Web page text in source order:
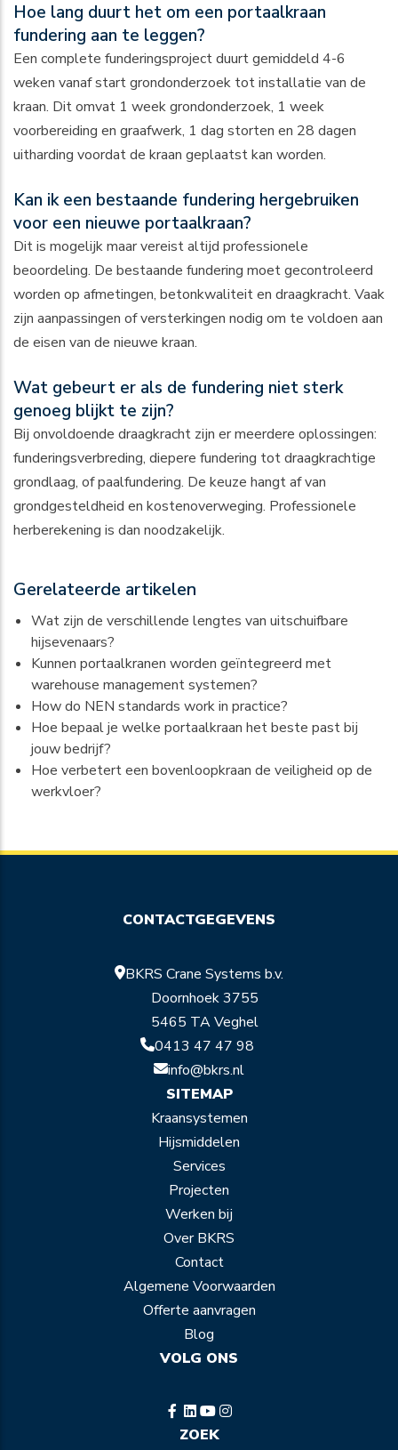
Hoe lang duurt het om een portaalkraan
fundering aan te leggen?
Een complete funderingsproject duurt gemiddeld 4-6
weken vanaf start grondonderzoek tot installatie van de
kraan. Dit omvat 1 week grondonderzoek, 1 week
voorbereiding en graafwerk, 1 dag storten en 28 dagen
uitharding voordat de kraan geplaatst kan worden.
Kan ik een bestaande fundering hergebruiken
voor een nieuwe portaalkraan?
Dit is mogelijk maar vereist altijd professionele
beoordeling. De bestaande fundering moet gecontroleerd
worden op afmetingen, betonkwaliteit en draagkracht. Vaak
zijn aanpassingen of versterkingen nodig om te voldoen aan
de eisen van de nieuwe kraan.
Wat gebeurt er als de fundering niet sterk
genoeg blijkt te zijn?
Bij onvoldoende draagkracht zijn er meerdere oplossingen:
funderingsverbreding, diepere fundering tot draagkrachtige
grondlaag, of paalfundering. De keuze hangt af van
grondgesteldheid en kostenoverweging. Professionele
herberekening is dan noodzakelijk.
Gerelateerde artikelen
Wat zijn de verschillende lengtes van uitschuifbare
hijsevenaars?
Kunnen portaalkranen worden geïntegreerd met
warehouse management systemen?
How do NEN standards work in practice?
Hoe bepaal je welke portaalkraan het beste past bij
jouw bedrijf?
Hoe verbetert een bovenloopkraan de veiligheid op de
werkvloer?
CONTACTGEGEVENS
BKRS Crane Systems b.v.
Doornhoek 3755
5465 TA Veghel
0413 47 47 98
info@bkrs.nl
SITEMAP
Kraansystemen
Hijsmiddelen
Services
Projecten
Werken bij
Over BKRS
Contact
Algemene Voorwaarden
Offerte aanvragen
Blog
VOLG ONS
ZOEK